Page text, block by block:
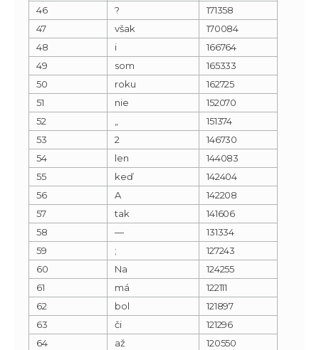
46
?
171358
47
však
170084
48
i
166764
49
som
165333
50
roku
162725
51
nie
152070
52
151374
53
2
146730
54
len
144083
55
keď
142404
56
A
142208
57
tak
141606
58
—
131334
59
;
127243
60
Na
124255
61
má
122111
62
bol
121897
63
či
121296
64
až
120550